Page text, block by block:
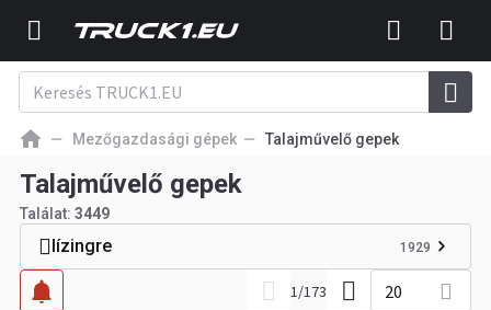
Mezőgazdasági gépek Talajművelő gepek
Talajművelő gepek
Találat: 3449
lízingre 1929
1/173 20